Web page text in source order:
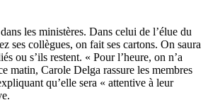
les ministères. Dans celui de l’élue du
ses collègues, on fait ses cartons. On saura
ou s’ils restent. « Pour l’heure, on n’a
matin, Carole Delga rassure les membres
qu’elle sera « attentive à leur